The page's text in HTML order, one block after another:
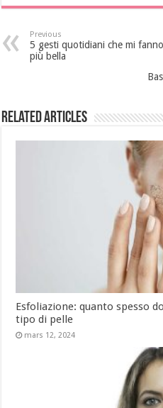
Previous
5 gesti quotidiani che mi fanno
più bella
Related Articles
Esfoliazione: quanto spesso
tipo di pelle
mars 12, 2024